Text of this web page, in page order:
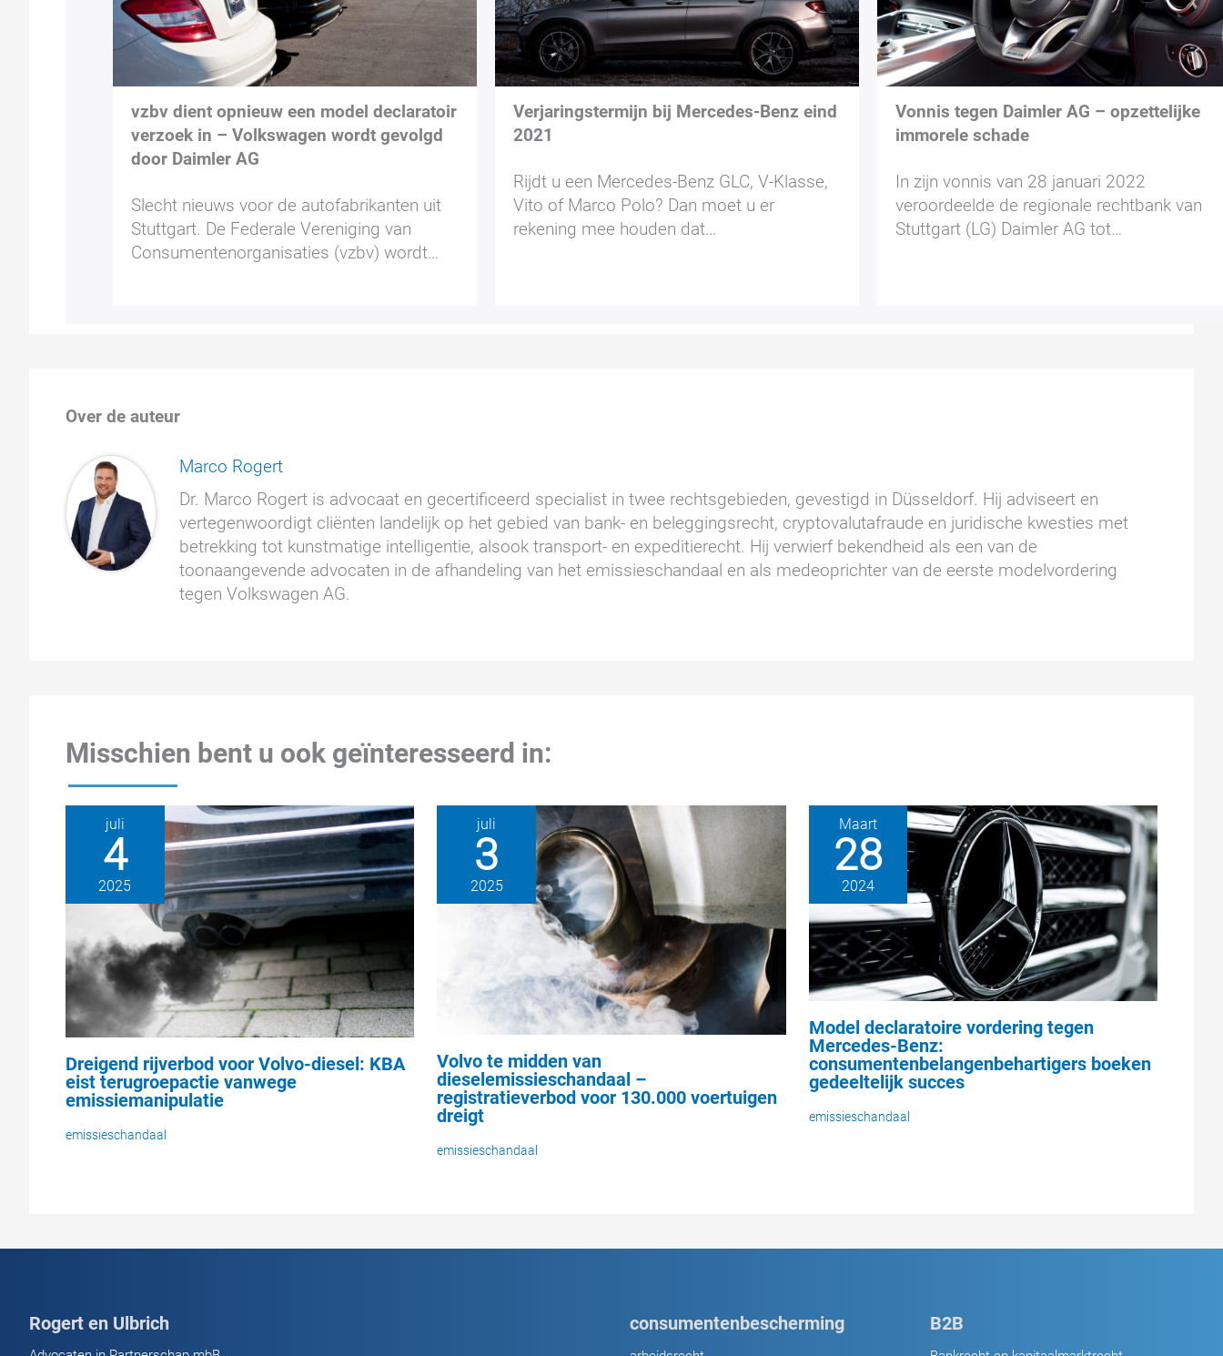
vzbv dient opnieuw een model declaratoir
verzoek in – Volkswagen wordt gevolgd
door Daimler AG
Slecht nieuws voor de autofabrikanten uit
Stuttgart. De Federale Vereniging van
Consumentenorganisaties (vzbv) wordt…
Verjaringstermijn bij Mercedes-Benz eind
2021
Rijdt u een Mercedes-Benz GLC, V-Klasse,
Vito of Marco Polo? Dan moet u er
rekening mee houden dat…
Vonnis tegen Daimler AG – opzettelijke
immorele schade
In zijn vonnis van 28 januari 2022
veroordeelde de regionale rechtbank van
Stuttgart (LG) Daimler AG tot…
Over de auteur
Marco Rogert
Dr. Marco Rogert is advocaat en gecertificeerd specialist in twee rechtsgebieden, gevestigd in Düsseldorf. Hij adviseert en
vertegenwoordigt cliënten landelijk op het gebied van bank- en beleggingsrecht, cryptovalutafraude en juridische kwesties met
betrekking tot kunstmatige intelligentie, alsook transport- en expeditierecht. Hij verwierf bekendheid als een van de
toonaangevende advocaten in de afhandeling van het emissieschandaal en als medeoprichter van de eerste modelvordering
tegen Volkswagen AG.
Misschien bent u ook geïnteresseerd in:
juli
4
2025
Dreigend rijverbod voor Volvo-diesel: KBA
eist terugroepactie vanwege
emissiemanipulatie
emissieschandaal
juli
3
2025
Volvo te midden van
dieselemissieschandaal –
registratieverbod voor 130.000 voertuigen
dreigt
emissieschandaal
Maart
28
2024
Model declaratoire vordering tegen
Mercedes-Benz:
consumentenbelangenbehartigers boeken
gedeeltelijk succes
emissieschandaal
Rogert en Ulbrich consumentenbescherming B2B